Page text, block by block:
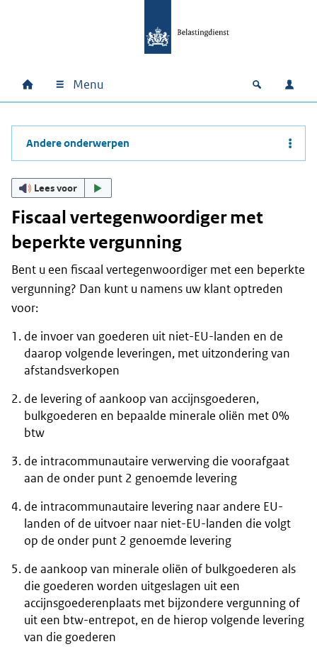
Hoofdnavigatie
Home Menu Open
Andere onderwerpen
Lees voor
Fiscaal vertegenwoordiger met
beperkte vergunning
Bent u een fiscaal vertegenwoordiger met een beperkte
vergunning? Dan kunt u namens uw klant optreden
voor:
de invoer van goederen uit niet-EU-landen en de
daarop volgende leveringen, met uitzondering van
afstandsverkopen
de levering of aankoop van accijnsgoederen,
bulkgoederen en bepaalde minerale oliën met 0%
btw
de intracommunautaire verwerving die voorafgaat
aan de onder punt 2 genoemde levering
de intracommunautaire levering naar andere EU-
landen of de uitvoer naar niet-EU-landen die volgt
op de onder punt 2 genoemde levering
de aankoop van minerale oliën of bulkgoederen als
die goederen worden uitgeslagen uit een
accijnsgoederenplaats met bijzondere vergunning of
uit een btw-entrepot, en de hierop volgende levering
van die goederen